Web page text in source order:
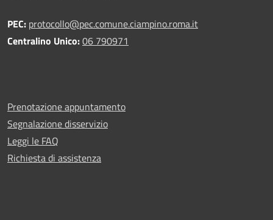
PEC: protocollo@pec.comune.ciampino.roma.it
Centralino Unico:06 790971
Prenotazione appuntamento
Segnalazione disservizio
Leggi le FAQ
Richiesta di assistenza